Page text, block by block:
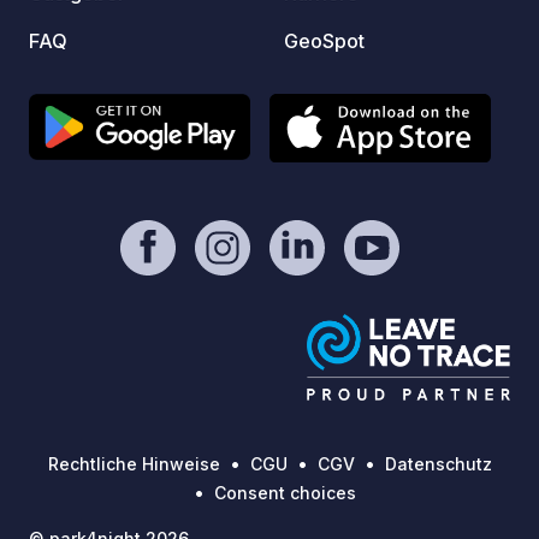
FAQ
GeoSpot
Rechtliche Hinweise CGU CGV
Datenschutz
Consent choices